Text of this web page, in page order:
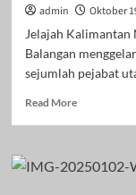
admin
Oktober
Jelajah Kalimantan
Balangan
sejumlah pejabat
Read MoreRead
Balangan